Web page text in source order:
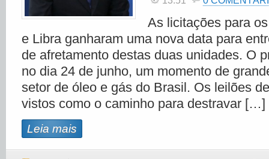
As licitações para
e Libra ganharam uma nova data para
de afretamento destas duas unidades. O
no dia 24 de junho, um momento de
setor de óleo e gás do Brasil. Os leilões
vistos como o caminho para destravar […]
Leia mais